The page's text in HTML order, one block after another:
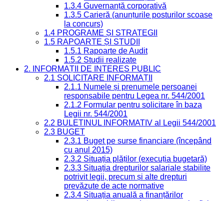
1.3.4 Guvernanță corporativă
1.3.5 Carieră (anunțurile posturilor scoase
la concurs)
1.4 PROGRAME ȘI STRATEGII
1.5 RAPOARTE ȘI STUDII
1.5.1 Rapoarte de Audit
1.5.2 Studii realizate
2. INFORMAȚII DE INTERES PUBLIC
2.1 SOLICITARE INFORMAȚII
2.1.1 Numele și prenumele persoanei
responsabile pentru Legea nr. 544/2001
2.1.2 Formular pentru solicitare în baza
Legii nr. 544/2001
2.2 BULETINUL INFORMATIV al Legii 544/2001
2.3 BUGET
2.3.1 Buget pe surse financiare (începând
cu anul 2015)
2.3.2 Situația plăților (execuția bugetară)
2.3.3 Situația drepturilor salariale stabilite
potrivit legii, precum și alte drepturi
prevăzute de acte normative
2.3.4 Situația anuală a finanțărilor